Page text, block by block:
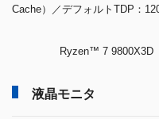
Cache）／デフォルトTDP：
Ryzen™ 7
液晶モニタ